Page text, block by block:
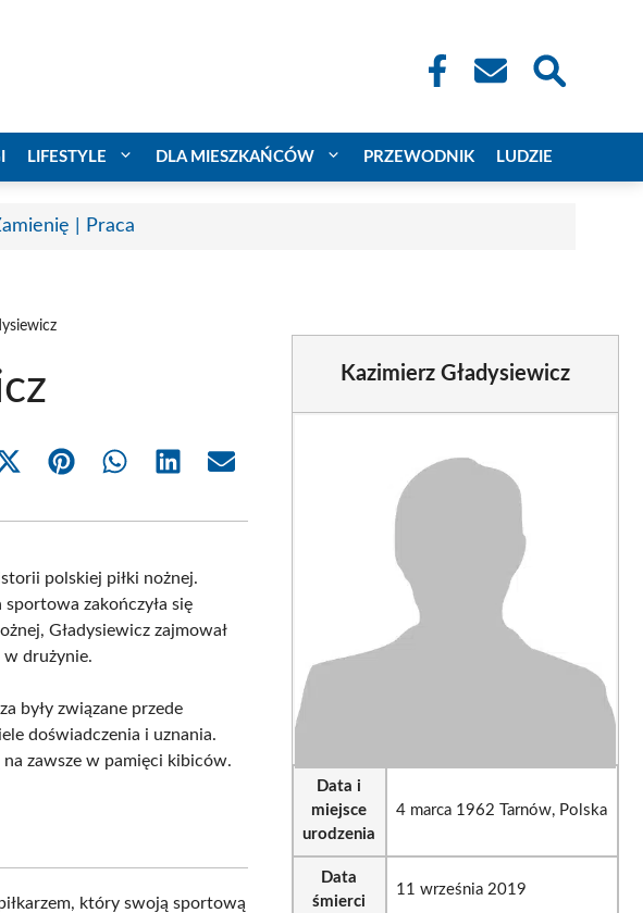
LIFESTYLE DLA MIESZKAŃCÓW PRZEWODNIK LUDZIE
| Praca
Share
(Twitter)
Share Share Share Share
polskiej piłki nożnej.
sportowa zakończyła się
Gładysiewicz zajmował
w drużynie.
były związane przede
doświadczenia i uznania.
zawsze w pamięci kibiców.
który swoją sportową
Kazimierz Gładysiewicz
Data i
miejsce
urodzenia
4 marca 1962 Tarnów, Polska
Data
śmierci
11 września 2019